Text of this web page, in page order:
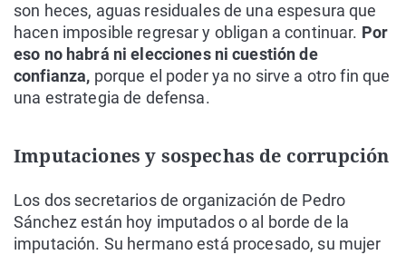
son heces, aguas residuales de una espesura que
hacen imposible regresar y obligan a continuar. Por
eso no habrá ni elecciones ni cuestión de
confianza, porque el poder ya no sirve a otro fin que
una estrategia de defensa.
Imputaciones y sospechas de corrupción
Los dos secretarios de organización de Pedro
Sánchez están hoy imputados o al borde de la
imputación. Su hermano está procesado, su mujer